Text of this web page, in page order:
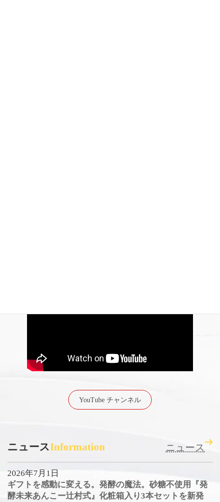
YouTube チャンネル
ニュースInformation ニュース
2026年7月1日
ギフトを感動に変える。発酵の魔法。砂糖不使用『発
酵未来あんこー辻村式』化粧箱入り3本セットを新発